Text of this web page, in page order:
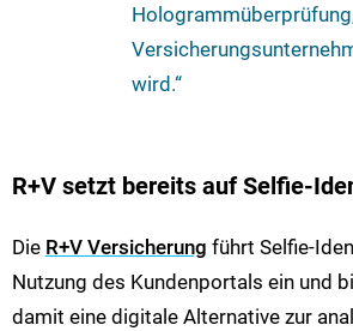
wird.“
R+V setzt bereits auf Selfie-
Die R+V Versicherung führt Selfie-
Nutzung des Kundenportals ein und
damit eine digitale Alternative zur